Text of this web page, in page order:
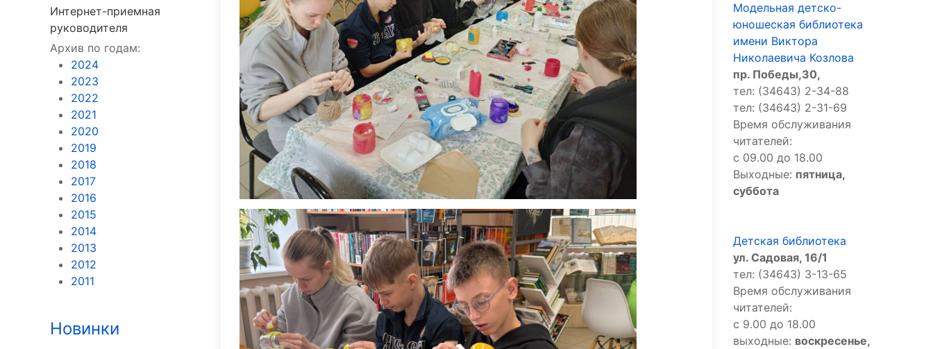
Интернет-приемная
руководителя
Архив по годам:
2024
2023
2022
2021
2020
2019
2018
2017
2016
2015
2014
2013
2012
2011
Новинки
Модельная детско-
юношеская библиотека
имени Виктора
Николаевича Козлова
пр. Победы,30,
тел: (34643) 2-34-88
тел: (34643) 2-31-69
Время обслуживания
читателей:
с 09.00 до 18.00
Выходные: пятница,
суббота
Детская библиотека
ул. Садовая, 16/1
тел: (34643) 3-13-65
Время обслуживания
читателей:
с 9.00 до 18.00
выходные: воскресенье,